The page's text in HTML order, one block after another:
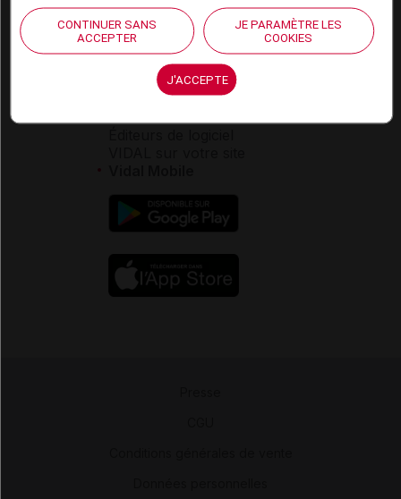
Service client
Contact
CONTINUER SANS
ACCEPTER
JE PARAMÈTRE LES
COOKIES
J'ACCEPTE